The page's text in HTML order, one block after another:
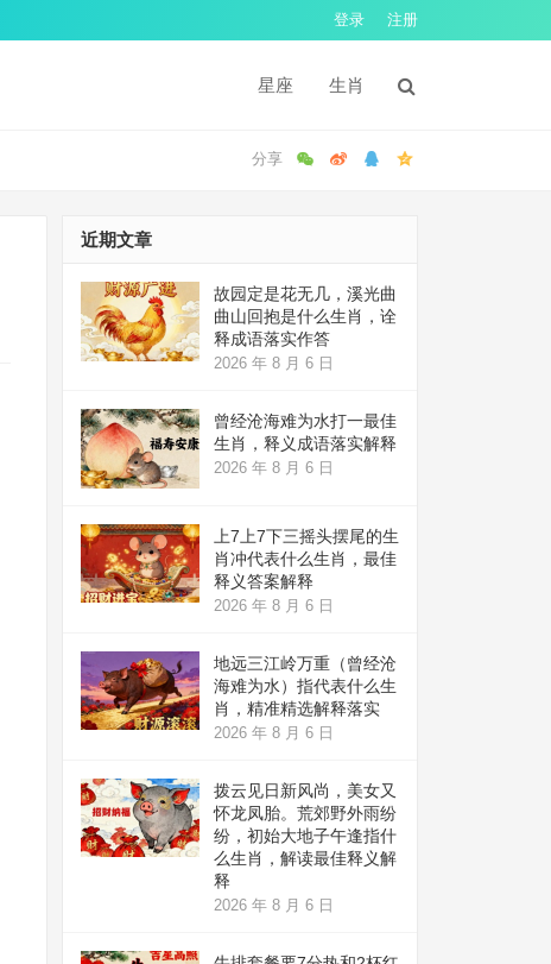
登录 注册
星座 生肖
近期文章
故园定是花无几，溪光曲
曲山回抱是什么生肖，诠
释成语落实作答
2026 年 8 月 6 日
曾经沧海难为水打一最佳
生肖，释义成语落实解释
2026 年 8 月 6 日
上7上7下三摇头摆尾的生
肖冲代表什么生肖，最佳
释义答案解释
2026 年 8 月 6 日
地远三江岭万重（曾经沧
海难为水）指代表什么生
肖，精准精选解释落实
2026 年 8 月 6 日
拨云见日新风尚，美女又
怀龙凤胎。荒郊野外雨纷
纷，初始大地子午逢指什
么生肖，解读最佳释义解
释
2026 年 8 月 6 日